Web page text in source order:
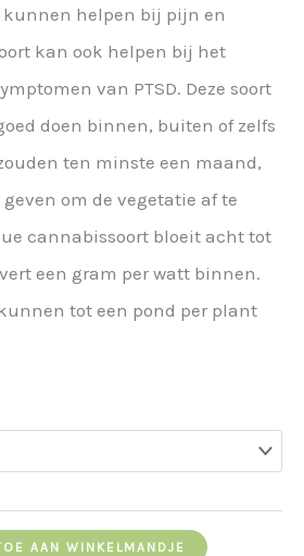
helpen bij pijn en
kan ook helpen bij het
van PTSD. Deze soort
doen binnen, buiten of zelfs
ten minste een maand,
om de vegetatie af te
cannabissoort bloeit acht tot
een gram per watt binnen.
tot een pond per plant
AAN WINKELMANDJE